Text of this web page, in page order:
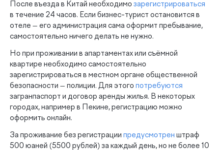
После въезда в Китай необходимо зарегистрироваться
в течение 24 часов. Если бизнес-турист остановится в
отеле — его администрация сама оформит пребывание,
самостоятельно ничего делать не нужно.
Но при проживании в апартаментах или съёмной
квартире необходимо самостоятельно
зарегистрироваться в местном органе общественной
безопасности — полиции. Для этого потребуются
загранпаспорт и договор аренды жилья. В некоторых
городах, например в Пекине, регистрацию можно
оформить онлайн.
За проживание без регистрации предусмотрен штраф
500 юаней (5500 рублей) за каждый день, но не более 10